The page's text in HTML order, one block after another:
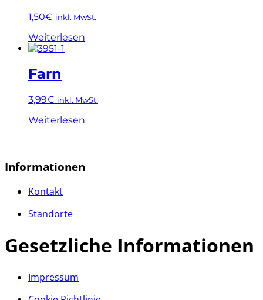
1,50€ inkl. MwSt.
Weiterlesen
Farn
3,99€ inkl. MwSt.
Weiterlesen
Informationen
Kontakt
Standorte
Gesetzliche Informationen
Impressum